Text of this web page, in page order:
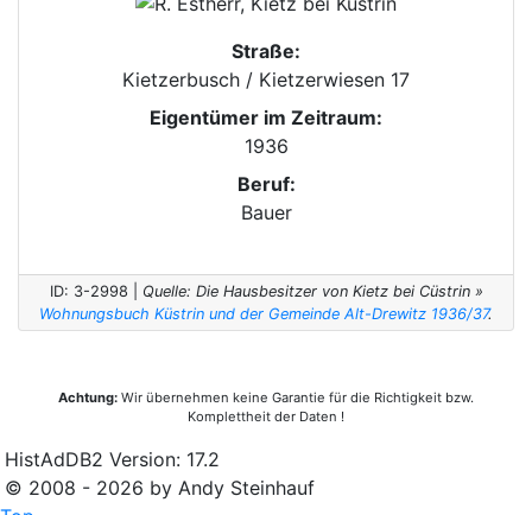
Straße:
Kietzerbusch / Kietzerwiesen 17
Eigentümer im Zeitraum:
1936
Beruf:
Bauer
ID: 3-2998 | Quelle: Die Hausbesitzer von Kietz bei Cüstrin »
Wohnungsbuch Küstrin und der Gemeinde Alt-Drewitz 1936/37.
Achtung: Wir übernehmen keine Garantie für die Richtigkeit bzw.
Komplettheit der Daten !
HistAdDB2 Version: 17.2
© 2008 - 2026 by Andy Steinhauf